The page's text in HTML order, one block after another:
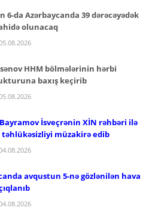
6-da Azərbaycanda 39 dərəcəyədək
olunacaq
HHM bölmələrinin hərbi
baxış keçirib
İsveçrənin XİN rəhbəri ilə
müzakirə edib
avqustun 5-nə gözlənilən hava